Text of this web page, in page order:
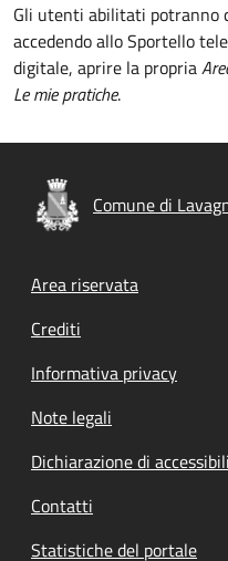
Gli utenti abilitati potranno
accedendo allo Sportello
digitale, aprire la propria
Le mie pratiche.
Comune di
Footer menu
Area riservata
Crediti
Informativa privacy
Note legali
Dichiarazione di
Contatti
Statistiche del portale